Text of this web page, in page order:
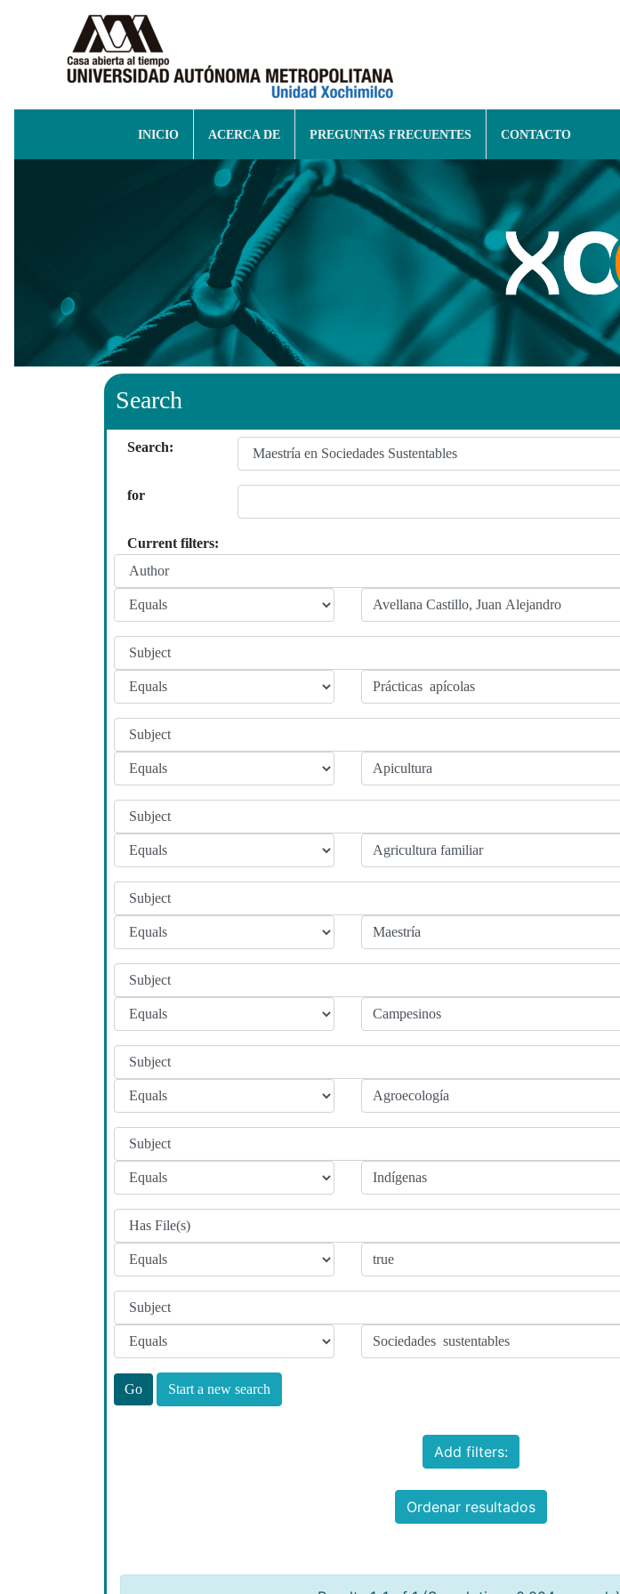
INICIO ACERCA DE PREGUNTAS FRECUENTES CONTACTO
Search
Search:
for
Current filters:
Start a new search
Add filters:
Ordenar resultados